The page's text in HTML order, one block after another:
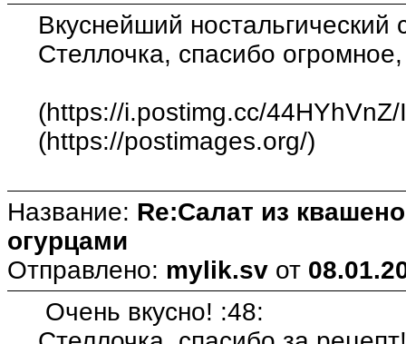
Вкуснейший
Стеллочка, спасибо
(https://i.postimg.cc/
(https://postimages.org/)
Название: Re:Салат из
огурцами
Отправлено: mylik.sv от
Очень вкусно! :48: